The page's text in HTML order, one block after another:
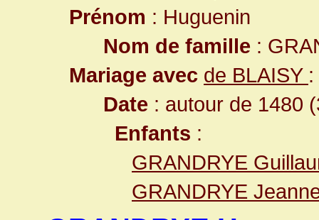
Prénom : Huguenin
Nom de famille :
Mariage avec de BLAISY :
Date : autour de 1480
Enfants :
GRANDRYE
GRANDRYE